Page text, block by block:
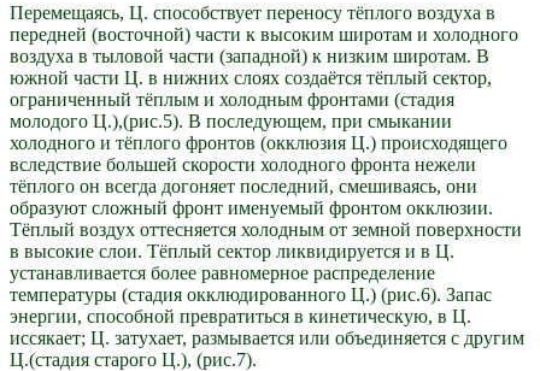
Перемещаясь, Ц. способствует переносу тёплого воздуха в
передней (восточной) части к высоким широтам и холодного
воздуха в тыловой части (западной) к низким широтам. В
южной части Ц. в нижних слоях создаётся тёплый сектор,
ограниченный тёплым и холодным фронтами (стадия
молодого Ц.),(рис.5). В последующем, при смыкании
холодного и тёплого фронтов (окклюзия Ц.) происходящего
вследствие большей скорости холодного фронта нежели
тёплого он всегда догоняет последний, смешиваясь, они
образуют сложный фронт именуемый фронтом окклюзии.
Тёплый воздух оттесняется холодным от земной поверхности
в высокие слои. Тёплый сектор ликвидируется и в Ц.
устанавливается более равномерное распределение
температуры (стадия окклюдированного Ц.) (рис.6). Запас
энергии, способной превратиться в кинетическую, в Ц.
иссякает; Ц. затухает, размывается или объединяется с другим
Ц.(стадия старого Ц.), (рис.7).